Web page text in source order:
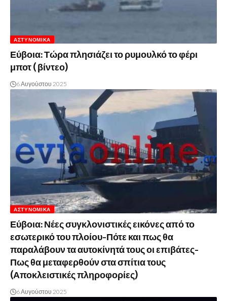
ΑΣΤΥΝΟΜΙΚΆ
Εύβοια: Τώρα πλησιάζει το ρυμουλκό το φέρι
μποτ ( βίντεο)
6 Αυγούστου 2025
ΑΣΤΥΝΟΜΙΚΆ
Εύβοια: Νέες συγκλονιστικές εικόνες από το
εσωτερικό του πλοίου-Πότε και πως θα
παραλάβουν τα αυτοκίνητά τους οι επιβάτες-
Πως θα μεταφερθούν στα σπίτια τους
(Αποκλειστικές πληροφορίες)
6 Αυγούστου 2025